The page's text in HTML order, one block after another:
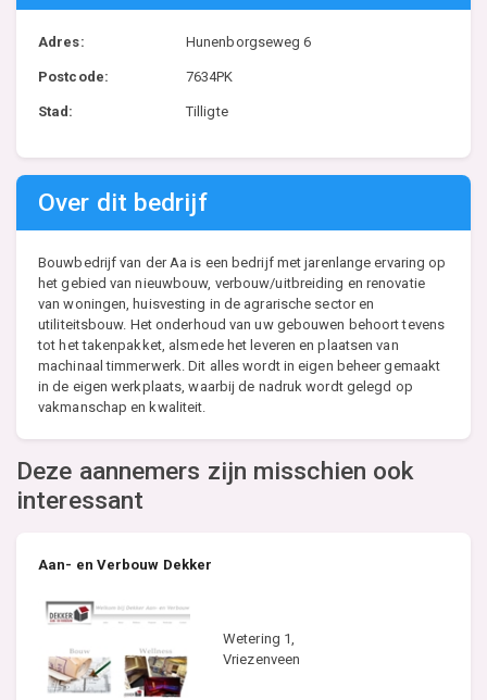
Adres: Hunenborgseweg 6
Postcode: 7634PK
Stad: Tilligte
Over dit bedrijf
Bouwbedrijf van der Aa is een bedrijf met jarenlange ervaring op
het gebied van nieuwbouw, verbouw/uitbreiding en renovatie
van woningen, huisvesting in de agrarische sector en
utiliteitsbouw. Het onderhoud van uw gebouwen behoort tevens
tot het takenpakket, alsmede het leveren en plaatsen van
machinaal timmerwerk. Dit alles wordt in eigen beheer gemaakt
in de eigen werkplaats, waarbij de nadruk wordt gelegd op
vakmanschap en kwaliteit.
Deze aannemers zijn misschien ook
interessant
Aan- en Verbouw Dekker
Wetering 1,
Vriezenveen